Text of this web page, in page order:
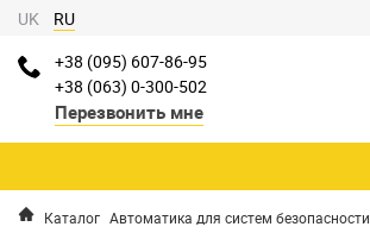
UK RU
+38 (095) 607-86-95
+38 (063) 0-300-502
Перезвонить мне
Каталог Автоматика для систем безопасности